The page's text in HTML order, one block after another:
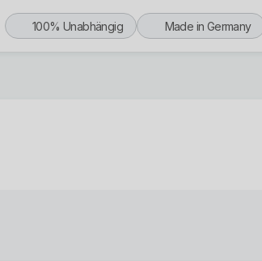
100% Unabhängig Made in Germany